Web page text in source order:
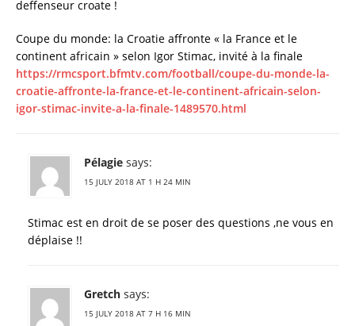
deffenseur croate !
Coupe du monde: la Croatie affronte « la France et le
continent africain » selon Igor Stimac, invité à la finale
https://rmcsport.bfmtv.com/football/coupe-du-monde-la-
croatie-affronte-la-france-et-le-continent-africain-selon-
igor-stimac-invite-a-la-finale-1489570.html
Pélagie says:
15 JULY 2018 AT 1 H 24 MIN
Stimac est en droit de se poser des questions ,ne vous en
déplaise !!
Gretch says:
15 JULY 2018 AT 7 H 16 MIN